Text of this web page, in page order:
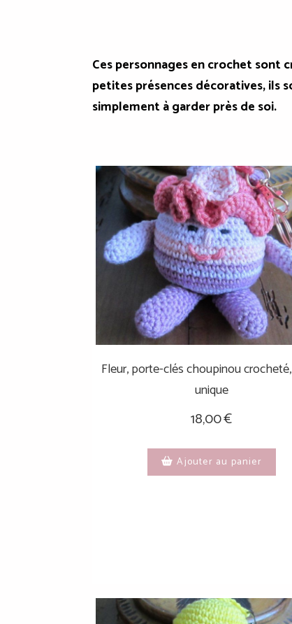
Ces personnages en crochet sont
petites présences décoratives, ils
simplement à garder près de soi.
Fleur, porte-clés choupinou
unique
18,00€
Ajouter au panier